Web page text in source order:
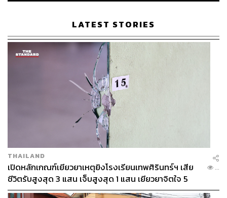
LATEST STORIES
THAILAND
เปิดหลักเกณฑ์เยียวยาเหตุยิงโรงเรียนเทพศิรินทร์ฯ เสีย
ชีวิตรับสูงสุด 3 แสน เจ็บสูงสุด 1 แสน เยียวยาจิตใจ 5
ระดับ
...